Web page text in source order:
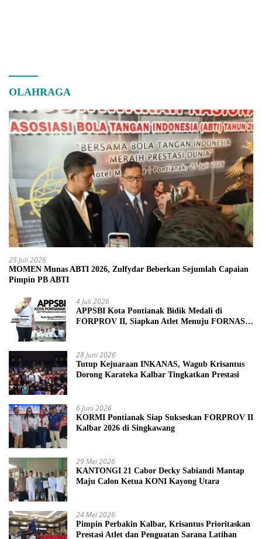
OLAHRAGA
25 Juli 2026
MOMEN Munas ABTI 2026, Zulfydar Beberkan Sejumlah Capaian
Pimpin PB ABTI
4 Juli 2026
APPSBI Kota Pontianak Bidik Medali di
FORPROV II, Siapkan Atlet Menuju FORNAS
28 Juni 2026
Tutup Kejuaraan INKANAS, Wagub Krisantus
Dorong Karateka Kalbar Tingkatkan Prestasi
6 Juni 2026
KORMI Pontianak Siap Sukseskan FORPROV II
Kalbar 2026 di Singkawang
29 Mei 2026
KANTONGI 21 Cabor Decky Sabiandi Mantap
Maju Calon Ketua KONI Kayong Utara
24 Mei 2026
Pimpin Perbakin Kalbar, Krisantus Prioritaskan
Prestasi Atlet dan Penguatan Sarana Latihan